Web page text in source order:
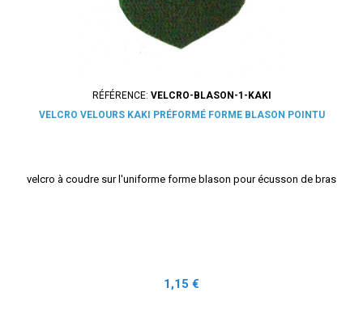
RÉFÉRENCE: VELCRO-BLASON-1-KAKI
VELCRO VELOURS KAKI PRÉFORMÉ FORME BLASON POINTU
velcro à coudre sur l'uniforme forme blason pour écusson de bras
Prix
1,15 €